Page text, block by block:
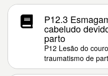
P12.3
cabeludo
parto
P12 Lesão do
traumatismo de